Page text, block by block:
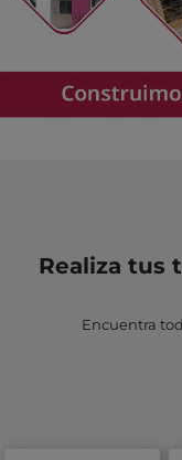
Realiza tus
Encuentra